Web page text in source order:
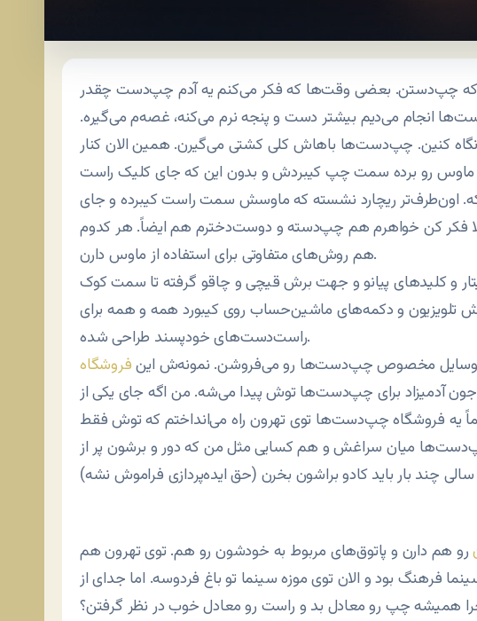
که چپ‌دستن. بعضی وقت‌ها که فکر می‌کنم یه آدم چپ‌دست چقدر
انجام می‌دیم بیشتر دست و پنجه نرم می‌کنه، غصه‌م می‌گیره.
نگاه کنین. چپ‌دست‌ها باهاش کلی کشتی می‌گیرن. همین الان کنار
رو برده سمت چپ کیبردش و بدون این که جای کلیک راست
اون‌طرف‌تر ریچارد نشسته که ماوسش سمت راست کیبرده و جای
فکر کن خواهرم هم چپ‌دسته و دوست‌دخترم هم ایضاً. هر کدوم
هم روش‌های متفاوتی برای استفاده از ماوس دارن.
و کلیدهای پیانو و جهت برش قیچی و چاقو گرفته تا سمت کوک
و دکمه‌های ماشین‌حساب روی کیبورد همه و همه برای
راست‌دست‌های خودپسند طراحی شده.
که وسایل مخصوص چپ‌دست‌ها رو می‌فروشن. نمونه‌ش اینفروشگاه
آدمیزاد برای چپ‌دست‌ها توش پیدا می‌شه. من اگه جای یکی از
فروشگاه چپ‌دست‌ها توی تهرون راه می‌انداختم که توش فقط
میان سراغش و هم کسایی مثل من که دور و برشون پر از
رو هم دارن و پاتوق‌های مربوط به خودشون رو هم. توی تهرون هم
فرهنگ بود و الان توی موزه سینما تو باغ فردوسه. اما جدای از
همیشه چپ رو معادل بد و راست رو معادل خوب در نظر گرفتن؟